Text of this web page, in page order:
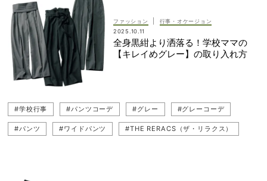
#黒紺 #VERYリアルママ
#黒紺コーデ #セットアップ #幼稚園
#ebure（エブール） #TEECHI（ティーチ） #ネイビー
#Chaos（カオス） #浅見れいな
#cygne（シーニュ）
ファッション
行事・オケージョン
2025.10.11
全身黒紺より洒落る！学校ママの
【キレイめグレー】の取り入れ方
#学校行事 #パンツコーデ #グレー #グレーコーデ
#パンツ #ワイドパンツ #THE RERACS（ザ・リラクス）